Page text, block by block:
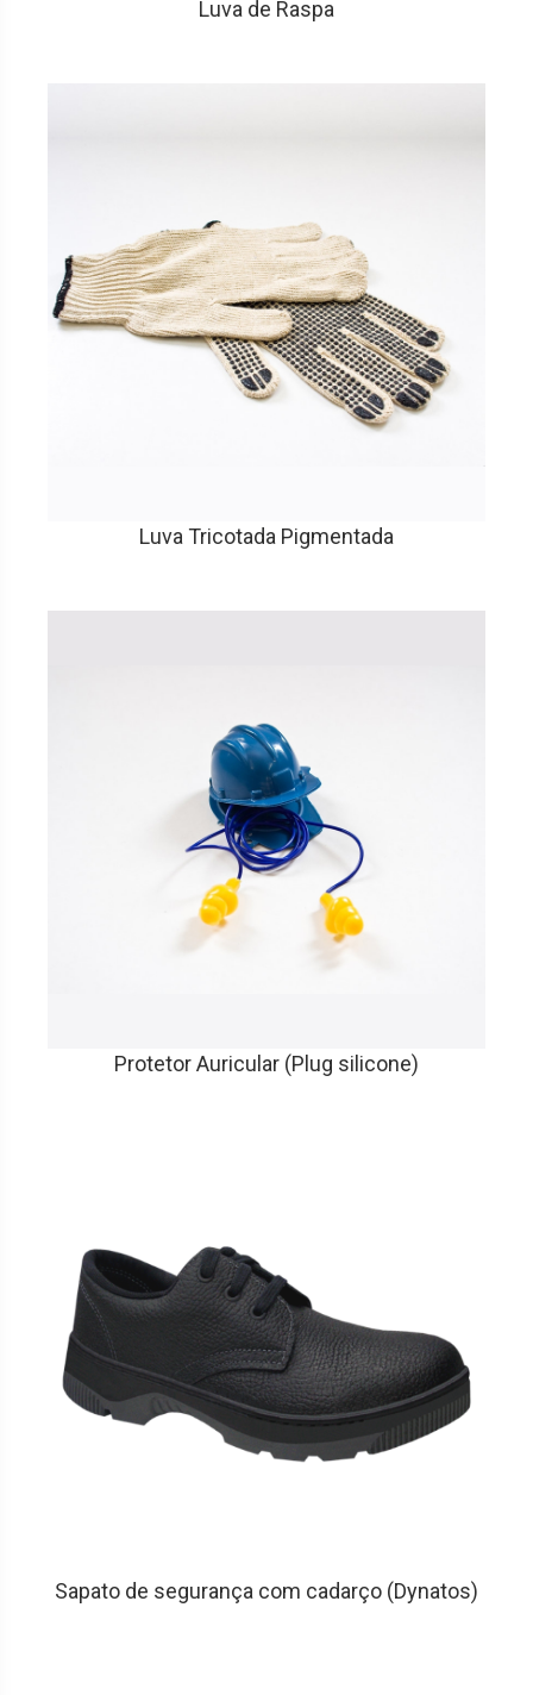
Luva de Raspa
Luva Tricotada Pigmentada
Protetor Auricular (Plug silicone)
Sapato de segurança com cadarço (Dynatos)